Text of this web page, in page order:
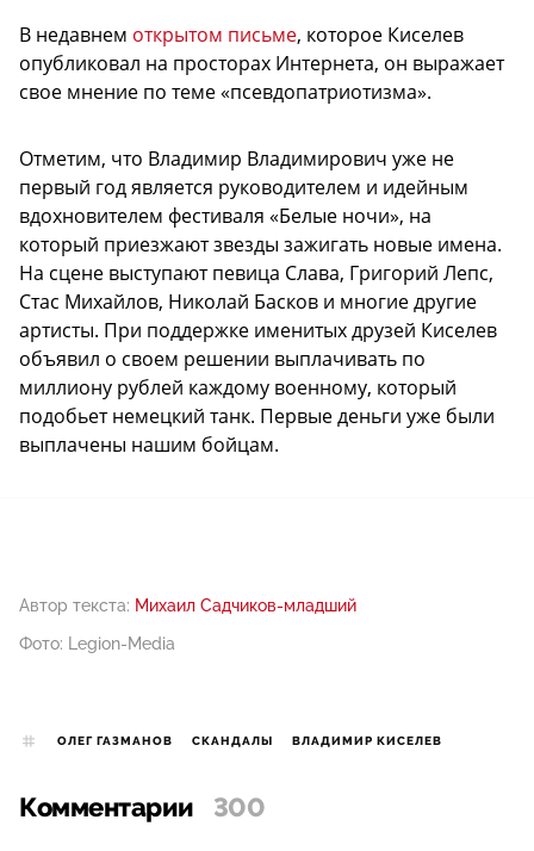
В недавнем открытом письме, которое Киселев
опубликовал на просторах Интернета, он выражает
свое мнение по теме «псевдопатриотизма».
Отметим, что Владимир Владимирович уже не
первый год является руководителем и идейным
вдохновителем фестиваля «Белые ночи», на
который приезжают звезды зажигать новые имена.
На сцене выступают певица Слава, Григорий Лепс,
Стас Михайлов, Николай Басков и многие другие
артисты. При поддержке именитых друзей Киселев
объявил о своем решении выплачивать по
миллиону рублей каждому военному, который
подобьет немецкий танк. Первые деньги уже были
выплачены нашим бойцам.
Автор текста: Михаил Садчиков-младший
Фото: Legion-Media
ОЛЕГ ГАЗМАНОВ СКАНДАЛЫ ВЛАДИМИР КИСЕЛЕВ
Комментарии 300